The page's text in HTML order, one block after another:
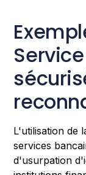
L'utilisation de
services
d'usurpation